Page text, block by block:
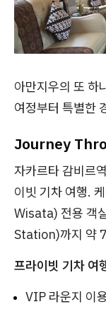
아만지우의 또 하
여정부터 특별한
Journey
자카르타 감비르
이빗 기차 여행.
Wisata) 전용 객
Station)까지 약
프라이빗 기차 여
VIP 라운지 이